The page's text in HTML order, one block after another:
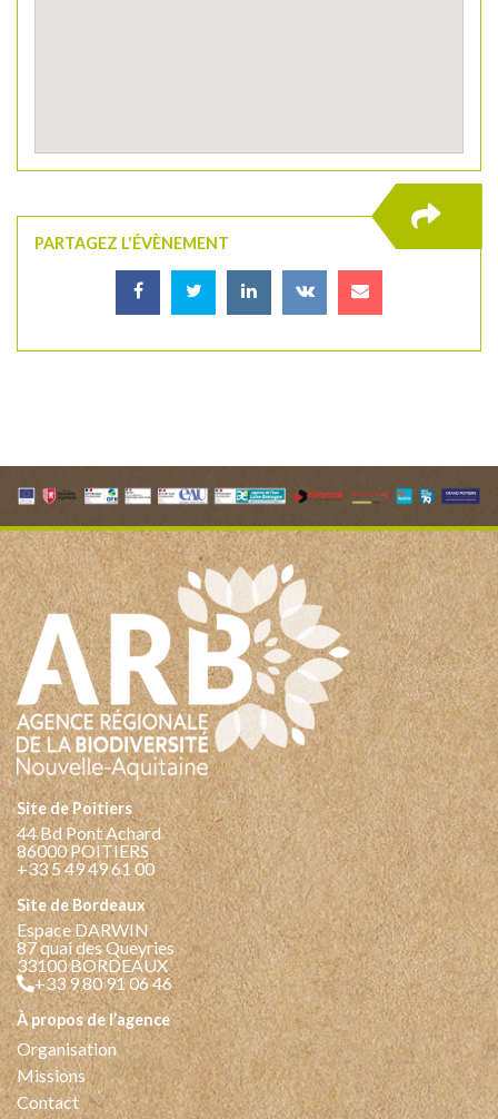
PARTAGEZ L'ÉVÈNEMENT
Site de Poitiers
44 Bd Pont Achard
86000 POITIERS
+33 5 49 49 61 00
Site de Bordeaux
Espace DARWIN
87 quai des Queyries
33100 BORDEAUX
+33 9 80 91 06 46
à propos de l’agence
Organisation
Missions
Contact